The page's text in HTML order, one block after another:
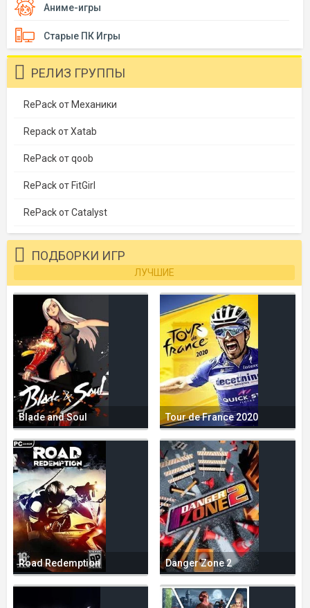
Аниме-игры
Старые ПК Игры
РЕЛИЗ ГРУППЫ
RePack от Механики
Repack от Xatab
RePack от qoob
RePack от FitGirl
RePack от Catalyst
ПОДБОРКИ ИГР
ЛУЧШИЕ
Blade and Soul Tour de France 2020
Road Redemption Danger Zone 2